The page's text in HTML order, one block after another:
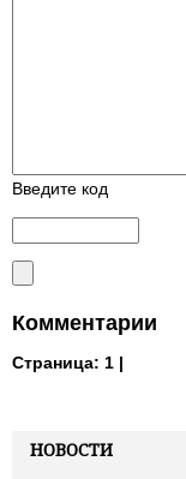
НОВОСТИ
Введите код
Комментарии
Страница: 1 |